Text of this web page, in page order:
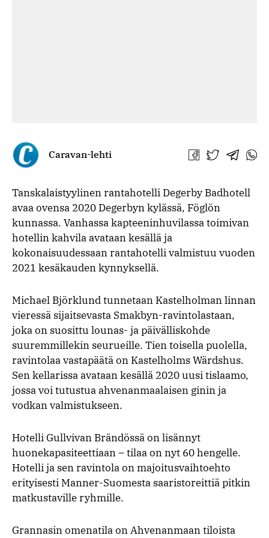
Caravan-lehti
Jaa Jaa Jaa Jaa
Tanskalaistyylinen rantahotelli Degerby Badhotell
avaa ovensa 2020 Degerbyn kylässä, Föglön
kunnassa. Vanhassa kapteeninhuvilassa toimivan
hotellin kahvila avataan kesällä ja
kokonaisuudessaan rantahotelli valmistuu vuoden
2021 kesäkauden kynnyksellä.
Michael Björklund tunnetaan Kastelholman linnan
vieressä sijaitsevasta Smakbyn-ravintolastaan,
joka on suosittu lounas- ja päivälliskohde
suuremmillekin seurueille. Tien toisella puolella,
ravintolaa vastapäätä on Kastelholms Wärdshus.
Sen kellarissa avataan kesällä 2020 uusi tislaamo,
jossa voi tutustua ahvenanmaalaisen ginin ja
vodkan valmistukseen.
Hotelli Gullvivan Brändössä on lisännyt
huonekapasiteettiaan – tilaa on nyt 60 hengelle.
Hotelli ja sen ravintola on majoitusvaihtoehto
erityisesti Manner-Suomesta saaristoreittiä pitkin
matkustaville ryhmille.
Grannasin omenatila on Ahvenanmaan tiloista